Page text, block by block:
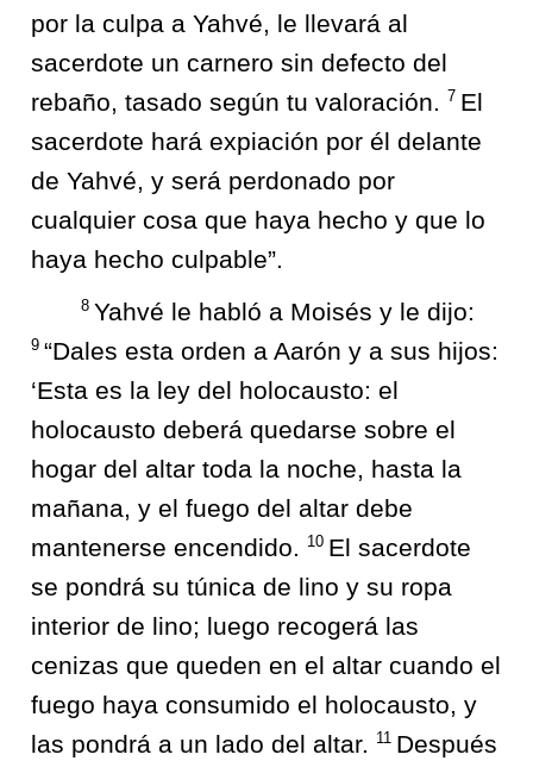
por la culpa a Yahvé, le llevará al
sacerdote un carnero sin defecto del
rebaño, tasado según tu valoración.
7 El
sacerdote hará expiación por él delante
de Yahvé, y será perdonado por
cualquier cosa que haya hecho y que lo
haya hecho culpable”.
8 Yahvé le habló a Moisés y le dijo:
9 “Dales esta orden a Aarón y a sus hijos:
‘Esta es la ley del holocausto: el
holocausto deberá quedarse sobre el
hogar del altar toda la noche, hasta la
mañana, y el fuego del altar debe
mantenerse encendido.
10 El sacerdote
se pondrá su túnica de lino y su ropa
interior de lino; luego recogerá las
cenizas que queden en el altar cuando el
fuego haya consumido el holocausto, y
las pondrá a un lado del altar.
11 Después